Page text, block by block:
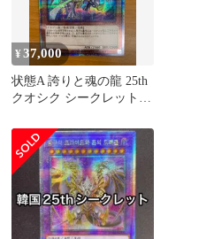
¥37,000
状態A 誇りと魂の龍 25th
クオシク シークレットレ
ュエルモンスターズ